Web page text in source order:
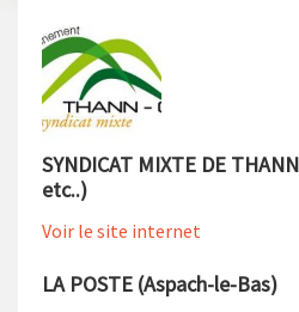
SYNDICAT MIXTE DE
etc..)
Voir le site internet
LA POSTE (Aspach-le-Bas)